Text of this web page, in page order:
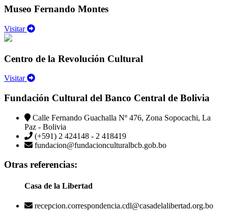
Museo Fernando Montes
Visitar
Centro de la Revolución Cultural
Visitar
Fundación Cultural del Banco Central de Bolivia
Calle Fernando Guachalla Nº 476, Zona Sopocachi, La
Paz - Bolivia
(+591) 2 424148 - 2 418419
fundacion@fundacionculturalbcb.gob.bo
Otras referencias:
Casa de la Libertad
recepcion.correspondencia.cdl@casadelalibertad.org.bo